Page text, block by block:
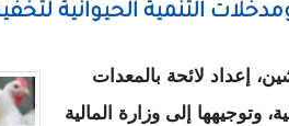
التنمية الحيوانية
إعداد لائحة بالمعدات
وتوجيهها إلى وزارة المالية